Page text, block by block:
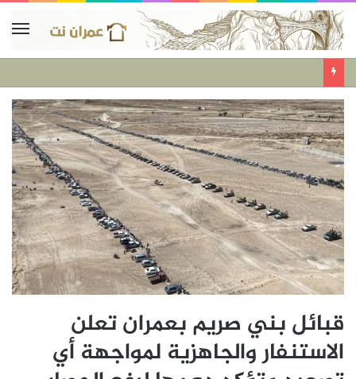
قبائل بني صريم بعمران تعلن
الاستنفار والجاهزية لمواجهة أي